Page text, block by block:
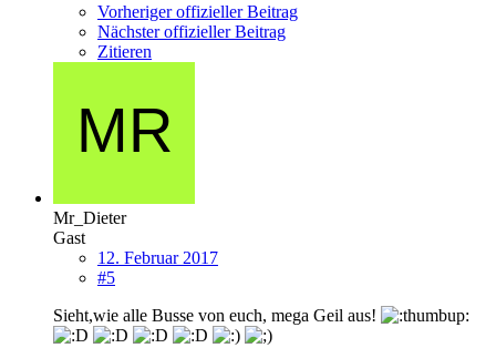
Vorheriger offizieller Beitrag
Nächster offizieller Beitrag
Zitieren
Mr_Dieter
Gast
12. Februar 2017
#5
Sieht,wie alle Busse von euch, mega Geil aus!